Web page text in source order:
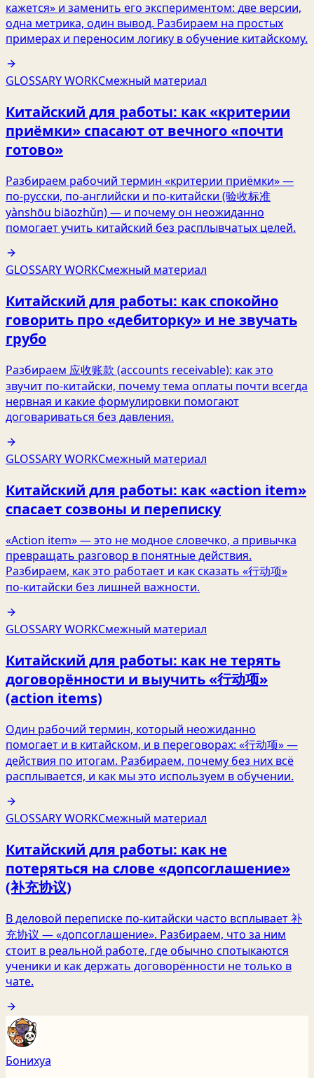
кажется» и заменить его экспериментом: две версии,
одна метрика, один вывод. Разбираем на простых
примерах и переносим логику в обучение китайскому.
GLOSSARY WORKСмежный материал
Китайский для работы: как «критерии
приёмки» спасают от вечного «почти
готово»
Разбираем рабочий термин «критерии приёмки» —
по‑русски, по‑английски и по‑китайски (验收标准
yànshōu biāozhǔn) — и почему он неожиданно
помогает учить китайский без расплывчатых целей.
GLOSSARY WORKСмежный материал
Китайский для работы: как спокойно
говорить про «дебиторку» и не звучать
грубо
Разбираем 应收账款 (accounts receivable): как это
звучит по‑китайски, почему тема оплаты почти всегда
нервная и какие формулировки помогают
договариваться без давления.
GLOSSARY WORKСмежный материал
Китайский для работы: как «action item»
спасает созвоны и переписку
«Action item» — это не модное словечко, а привычка
превращать разговор в понятные действия.
Разбираем, как это работает и как сказать «行动项»
по‑китайски без лишней важности.
GLOSSARY WORKСмежный материал
Китайский для работы: как не терять
договорённости и выучить «行动项»
(action items)
Один рабочий термин, который неожиданно
помогает и в китайском, и в переговорах: «行动项» —
действия по итогам. Разбираем, почему без них всё
расплывается, и как мы это используем в обучении.
GLOSSARY WORKСмежный материал
Китайский для работы: как не
потеряться на слове «допсоглашение»
(补充协议)
В деловой переписке по-китайски часто всплывает 补
充协议 — «допсоглашение». Разбираем, что за ним
стоит в реальной работе, где обычно спотыкаются
ученики и как держать договорённости не только в
чате.
Бонихуа